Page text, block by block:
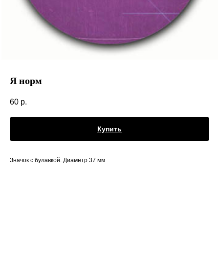
Я норм
60 р.
Купить
Значок с булавкой. Диаметр 37 мм